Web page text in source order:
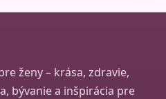
ženy – krása, zdravie,
bývanie a inšpirácia pre